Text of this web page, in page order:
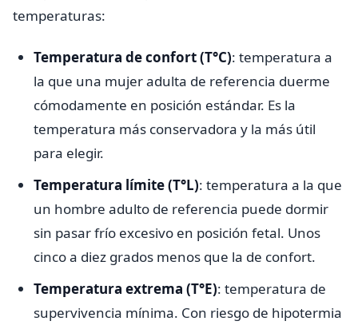
temperaturas:
Temperatura de confort (T°C): temperatura a
la que una mujer adulta de referencia duerme
cómodamente en posición estándar. Es la
temperatura más conservadora y la más útil
para elegir.
Temperatura límite (T°L): temperatura a la que
un hombre adulto de referencia puede dormir
sin pasar frío excesivo en posición fetal. Unos
cinco a diez grados menos que la de confort.
Temperatura extrema (T°E): temperatura de
supervivencia mínima. Con riesgo de hipotermia